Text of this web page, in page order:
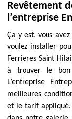
Revêtement
l’entreprise
Ça y est, vous
voulez installer
Ferrieres Saint
à trouver le bon
L’entreprise
meilleures
et le tarif appliqué.